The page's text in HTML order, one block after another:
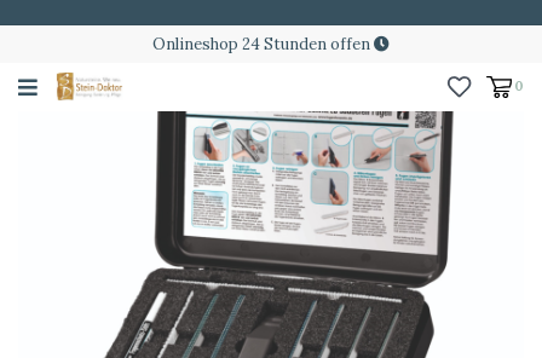
Onlineshop 24 Stunden offen
0